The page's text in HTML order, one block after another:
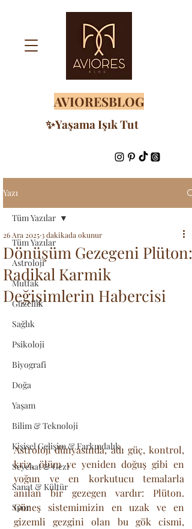
AVIORESBLOG
✨Yaşama Işık Tut
Yazı
Tüm Yazılar
Astroloji
Mutfak
Güzellik
Sağlık
Psikoloji
Biyografi
Doğa
Yaşam
Bilim & Teknoloji
Kişisel Gelişim & Farkındalık
Seyehat & Gezi
Sanat & Kültür
Spor
Tüm Yazılar
Dönüşüm Gezegeni Plüton:
Radikal Karmik
Değişimlerin Habercisi
26 Ara 20253 dakikada okunur
Astroloji dünyasında, adı güç, kontrol,
kriz, ölüm ve yeniden doğuş gibi en
yoğun ve en korkutucu temalarla
anılan bir gezegen vardır: Plüton.
Güneş sistemimizin en uzak ve en
gizemli gezgini olan bu gök cismi,